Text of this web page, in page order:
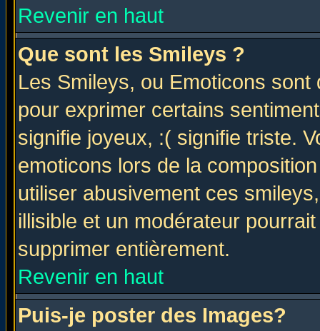
Revenir en haut
Que sont les Smileys ?
Les Smileys, ou Emoticons
pour exprimer certains
signifie joyeux, :( signifie triste.
emoticons lors de la
utiliser abusivement ces
illisible et un modérateur
supprimer entièrement.
Revenir en haut
Puis-je poster des Images?